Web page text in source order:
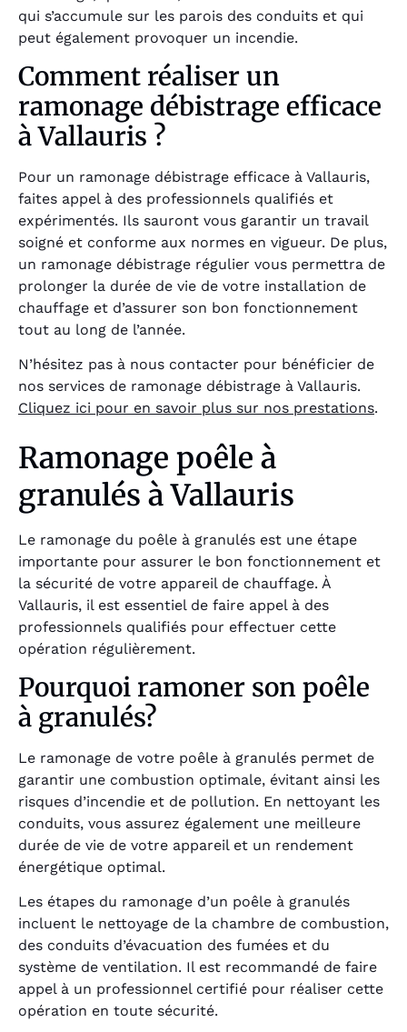
qui s’accumule sur les parois des conduits et qui
peut également provoquer un incendie.
Comment réaliser un
ramonage débistrage efficace
à Vallauris ?
Pour un ramonage débistrage efficace à Vallauris,
faites appel à des professionnels qualifiés et
expérimentés. Ils sauront vous garantir un travail
soigné et conforme aux normes en vigueur. De plus,
un ramonage débistrage régulier vous permettra de
prolonger la durée de vie de votre installation de
chauffage et d’assurer son bon fonctionnement
tout au long de l’année.
N’hésitez pas à nous contacter pour bénéficier de
nos services de ramonage débistrage à Vallauris.
Cliquez ici pour en savoir plus sur nos prestations.
Ramonage poêle à
granulés à Vallauris
Le ramonage du poêle à granulés est une étape
importante pour assurer le bon fonctionnement et
la sécurité de votre appareil de chauffage. À
Vallauris, il est essentiel de faire appel à des
professionnels qualifiés pour effectuer cette
opération régulièrement.
Pourquoi ramoner son poêle
à granulés?
Le ramonage de votre poêle à granulés permet de
garantir une combustion optimale, évitant ainsi les
risques d’incendie et de pollution. En nettoyant les
conduits, vous assurez également une meilleure
durée de vie de votre appareil et un rendement
énergétique optimal.
Les étapes du ramonage d’un poêle à granulés
incluent le nettoyage de la chambre de combustion,
des conduits d’évacuation des fumées et du
système de ventilation. Il est recommandé de faire
appel à un professionnel certifié pour réaliser cette
opération en toute sécurité.